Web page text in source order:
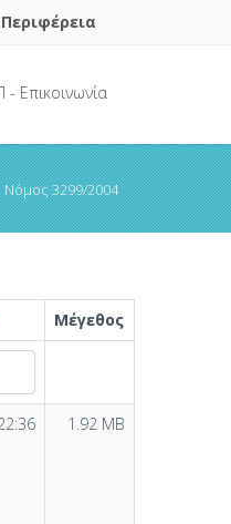
- Επικοινωνία
Νόμος 3299/2004
Μέγεθος
1.92 MB